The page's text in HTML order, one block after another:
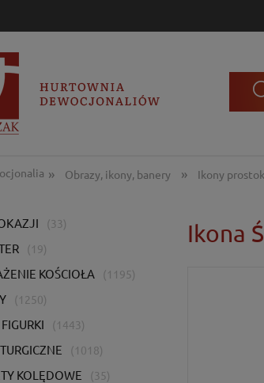
» Obrazy, ikony, banery » Ikony
(33)
(19)
KOŚCIOŁA (1195)
(1250)
(1443)
(1018)
KOLĘDOWE (35)
Ikona